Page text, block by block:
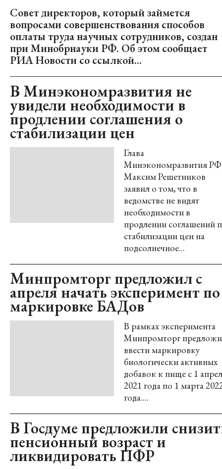
Совет директоров, который займется
вопросами совершенствования способов
оплаты труда научных сотрудников, создан
при Минобрнауки РФ. Об этом сообщает
РИА Новости со ссылкой...
В Минэкономразвития не
увидели необходимости в
продлении соглашения о
стабилизации цен
Глава
Минэкономразвития РФ
Максим Решетников
заявил о том, что в
ведомстве не видят
необходимости в
продлении соглашений
стабилизации цен на
подсолнечное...
Минпромторг предложил с
апреля начать эксперимент по
маркировке БАДов
В рамках эксперимента
Минпромторг
ввести маркировку
биологически активных
добавок к пище с 1
2021 года по 1 марта
года....
В Госдуме предложили
пенсионный возраст и
ликвидировать ПФР